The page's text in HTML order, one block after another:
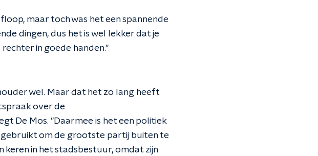
maar toch was het een spannende
dingen, dus het is wel lekker dat je
in goede handen."
wel. Maar dat het zo lang heeft
over de
De Mos. "Daarmee is het een politiek
gebruikt om de grootste partij buiten te
in het stadsbestuur, omdat zijn